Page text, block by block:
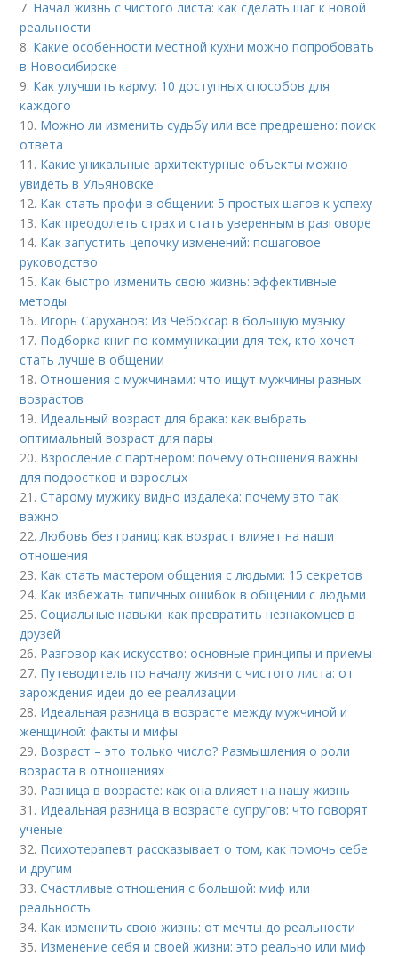
7. Начал жизнь с чистого листа: как сделать шаг к новой
реальности
8. Какие особенности местной кухни можно попробовать
в Новосибирске
9. Как улучшить карму: 10 доступных способов для
каждого
10. Можно ли изменить судьбу или все предрешено: поиск
ответа
11. Какие уникальные архитектурные объекты можно
увидеть в Ульяновске
12. Как стать профи в общении: 5 простых шагов к успеху
13. Как преодолеть страх и стать уверенным в разговоре
14. Как запустить цепочку изменений: пошаговое
руководство
15. Как быстро изменить свою жизнь: эффективные
методы
16. Игорь Саруханов: Из Чебоксар в большую музыку
17. Подборка книг по коммуникации для тех, кто хочет
стать лучше в общении
18.Отношения с мужчинами: что ищут мужчины разных
возрастов
19. Идеальный возраст для брака: как выбрать
оптимальный возраст для пары
20. Взросление с партнером: почему отношения важны
для подростков и взрослых
21.Старому мужику видно издалека: почему это так
важно
22. Любовь без границ: как возраст влияет на наши
отношения
23. Как стать мастером общения с людьми: 15 секретов
24. Как избежать типичных ошибок в общении с людьми
25.Социальные навыки: как превратить незнакомцев в
друзей
26. Разговор как искусство: основные принципы и приемы
27. Путеводитель по началу жизни с чистого листа: от
зарождения идеи до ее реализации
28. Идеальная разница в возрасте между мужчиной и
женщиной: факты и мифы
29. Возраст – это только число? Размышления о роли
возраста в отношениях
30. Разница в возрасте: как она влияет на нашу жизнь
31. Идеальная разница в возрасте супругов: что говорят
ученые
32. Психотерапевт рассказывает о том, как помочь себе
и другим
33.Счастливые отношения с большой: миф или
реальность
34. Как изменить свою жизнь: от мечты до реальности
35. Изменение себя и своей жизни: это реально или миф